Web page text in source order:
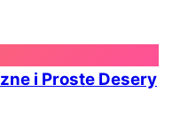
i Proste Desery